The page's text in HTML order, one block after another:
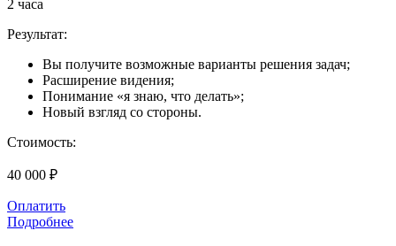
2 часа
Результат:
Вы получите возможные варианты решения задач;
Расширение видения;
Понимание «я знаю, что делать»;
Новый взгляд со стороны.
Стоимость:
40 000 ₽
Оплатить
Подробнее